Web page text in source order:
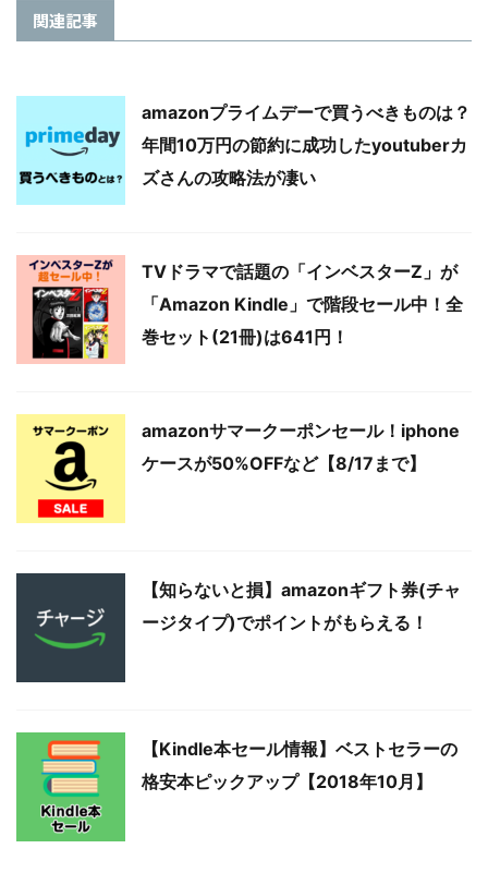
関連記事
amazonプライムデーで買うべきものは？
年間10万円の節約に成功したyoutuberカ
ズさんの攻略法が凄い
TVドラマで話題の「インベスターZ」が
「Amazon Kindle」で階段セール中！全
巻セット(21冊)は641円！
amazonサマークーポンセール！iphone
ケースが50%OFFなど【8/17まで】
【知らないと損】amazonギフト券(チャ
ージタイプ)でポイントがもらえる！
【Kindle本セール情報】ベストセラーの
格安本ピックアップ【2018年10月】